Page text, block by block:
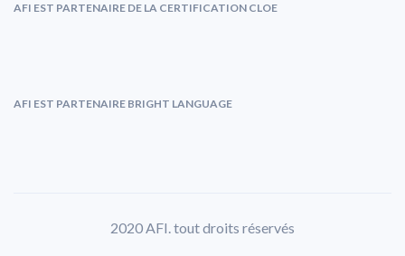
AFI EST PARTENAIRE DE LA CERTIFICATION CLOE
AFI EST PARTENAIRE BRIGHT LANGUAGE
2020 AFI. tout droits réservés